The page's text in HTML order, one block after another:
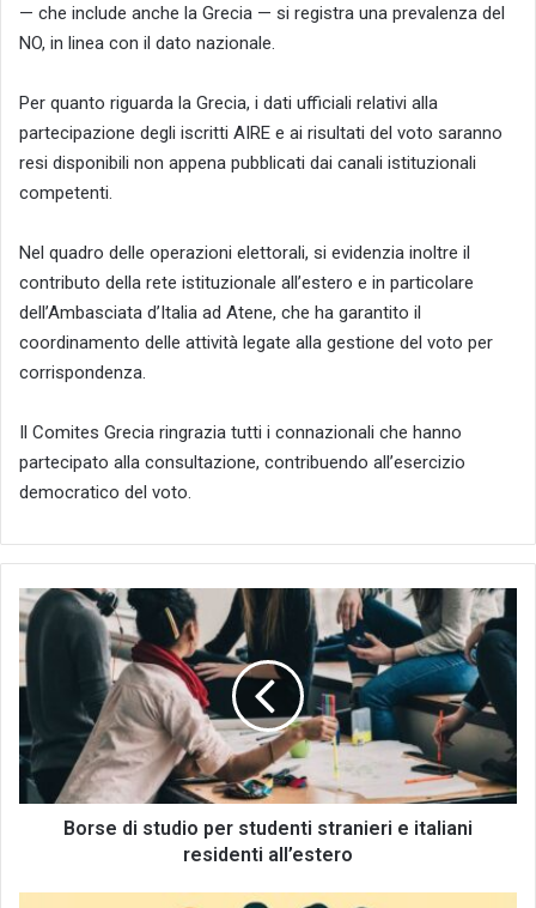
— che include anche la Grecia — si registra una prevalenza del
NO, in linea con il dato nazionale.
Per quanto riguarda la Grecia, i dati ufficiali relativi alla
partecipazione degli iscritti AIRE e ai risultati del voto saranno
resi disponibili non appena pubblicati dai canali istituzionali
competenti.
Nel quadro delle operazioni elettorali, si evidenzia inoltre il
contributo della rete istituzionale all’estero e in particolare
dell’Ambasciata d’Italia ad Atene, che ha garantito il
coordinamento delle attività legate alla gestione del voto per
corrispondenza.
Il Comites Grecia ringrazia tutti i connazionali che hanno
partecipato alla consultazione, contribuendo all’esercizio
democratico del voto.
Borse
di
studio
per
e
italiani
residenti
all’esteroBorse di studio per studenti stranieri e italiani
residenti all’estero